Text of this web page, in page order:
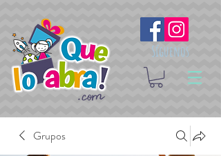
Síguenos
Grupos